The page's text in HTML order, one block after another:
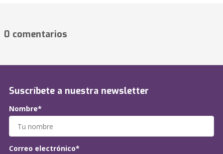
0 comentarios
Suscríbete a nuestra newsletter
Nombre*
Correo electrónico*